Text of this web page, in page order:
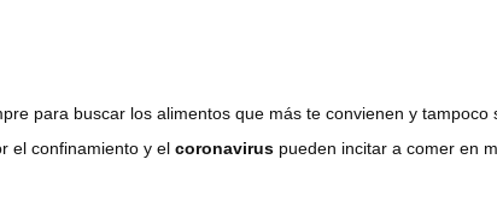
para buscar los alimentos que más te convienen y tampoco
el confinamiento y el coronavirus pueden incitar a comer en